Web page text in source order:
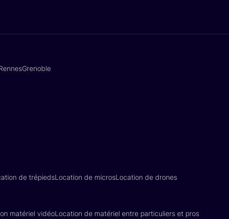
Grenoble
de trépiedsLocation de microsLocation de drones
matériel vidéoLocation de matériel entre particuliers et pros